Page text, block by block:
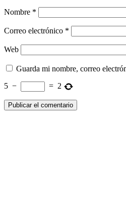
Nombre *
Correo electrónico *
Web
Guarda mi nombre, correo
5 − = 2